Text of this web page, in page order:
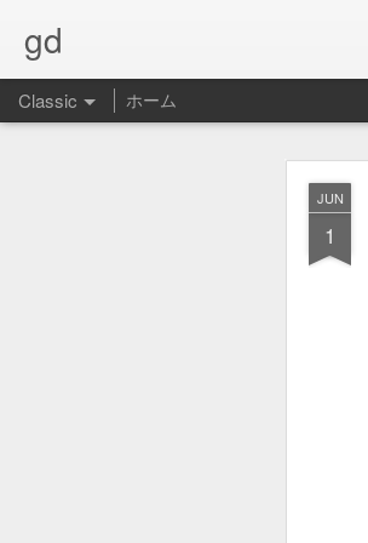
JUN
1
gd
Classic ホーム